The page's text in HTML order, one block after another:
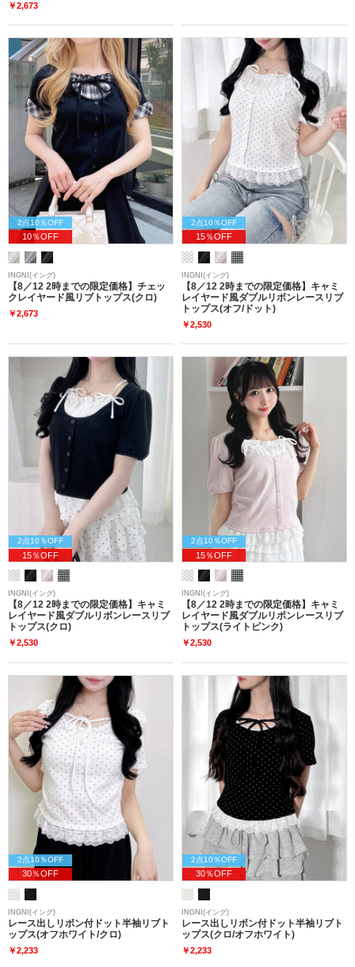
￥2,673
2点10％OFF
10％OFF
INGNI(イング)
【8／12 2時までの限定価格】チェッ
クレイヤード風リブトップス(クロ)
￥2,673
2点10％OFF
15％OFF
INGNI(イング)
【8／12 2時までの限定価格】キャミ
レイヤード風ダブルリボンレースリブ
トップス(オフ/ドット)
￥2,530
2点10％OFF
15％OFF
INGNI(イング)
【8／12 2時までの限定価格】キャミ
レイヤード風ダブルリボンレースリブ
トップス(クロ)
￥2,530
2点10％OFF
15％OFF
INGNI(イング)
【8／12 2時までの限定価格】キャミ
レイヤード風ダブルリボンレースリブ
トップス(ライトピンク)
￥2,530
2点10％OFF
30％OFF
INGNI(イング)
レース出しリボン付ドット半袖リブト
ップス(オフホワイト/クロ)
￥2,233
2点10％OFF
30％OFF
INGNI(イング)
レース出しリボン付ドット半袖リブト
ップス(クロ/オフホワイト)
￥2,233